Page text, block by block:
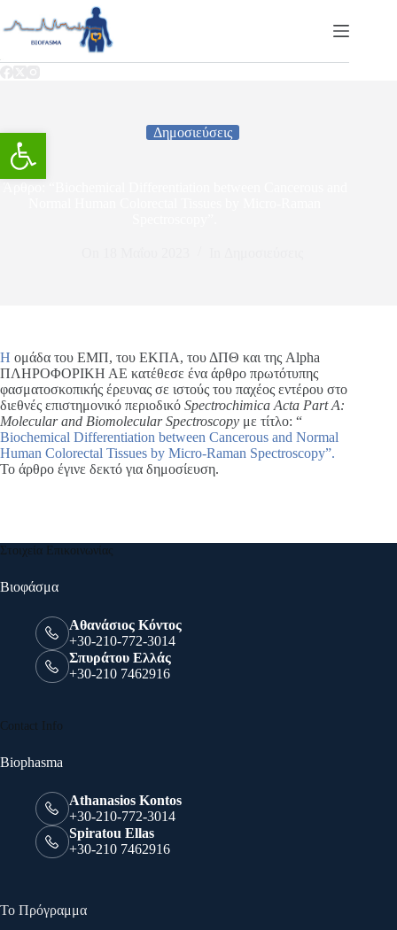
Ανοίξτε τη γραμμή εργαλείων
Δημοσιεύσεις
Η ομάδα του ΕΜΠ, του ΕΚΠΑ, του ΔΠΘ και της Alpha
ΠΛΗΡΟΦΟΡΙΚΗ ΑΕ κατέθεσε ένα άρθρο πρωτότυπης
φασματοσκοπικής έρευνας σε ιστούς του παχέος εντέρου στο
διεθνές επιστημονικό περιοδικό Spectrochimica Acta Part A:
Molecular and Biomolecular Spectroscopy με τίτλο: “
Biochemical Differentiation between Cancerous and Normal
Human Colorectal Tissues by Micro-Raman Spectroscopy”.
Το άρθρο έγινε δεκτό για δημοσίευση.
Στοιχεία Επικοινωνίας
Βιοφάσμα
Αθανάσιος Κόντος
+30-210-772-3014
Σπυράτου Ελλάς
+30-210 7462916
Contact Info
Biophasma
Athanasios Kontos
+30-210-772-3014
Spiratou Ellas
+30-210 7462916
Το Πρόγραμμα